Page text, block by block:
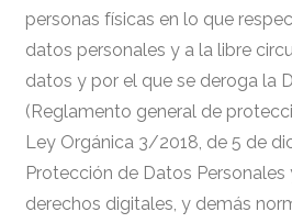
personas físicas en lo que
datos personales y a la libre
datos y por el que se deroga la
(Reglamento general de
Ley Orgánica 3/2018, de 5 de
Protección de Datos Personales
derechos digitales, y demás